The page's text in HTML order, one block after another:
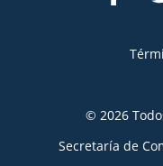
© 2026
Secretaría de